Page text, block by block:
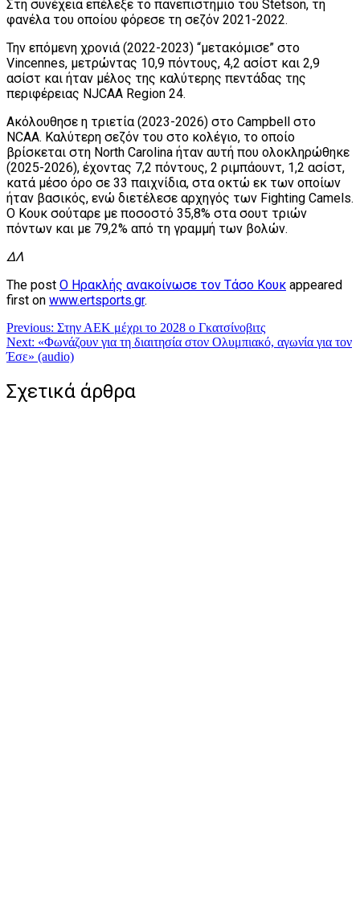
Στη συνέχεια επέλεξε το πανεπιστήμιο του Stetson, τη
φανέλα του οποίου φόρεσε τη σεζόν 2021-2022.
Την επόμενη χρονιά (2022-2023) “μετακόμισε” στο
Vincennes, μετρώντας 10,9 πόντους, 4,2 ασίστ και 2,9
ασίστ και ήταν μέλος της καλύτερης πεντάδας της
περιφέρειας NJCAA Region 24.
Ακόλουθησε η τριετία (2023-2026) στο Campbell στο
NCAA. Καλύτερη σεζόν του στο κολέγιο, το οποίο
βρίσκεται στη North Carolina ήταν αυτή που ολοκληρώθηκε
(2025-2026), έχοντας 7,2 πόντους, 2 ριμπάουντ, 1,2 ασίστ,
κατά μέσο όρο σε 33 παιχνίδια, στα οκτώ εκ των οποίων
ήταν βασικός, ενώ διετέλεσε αρχηγός των Fighting Camels.
Ο Κουκ σούταρε με ποσοστό 35,8% στα σουτ τριών
πόντων και με 79,2% από τη γραμμή των βολών.
ΔΛ
The post Ο Ηρακλής ανακοίνωσε τον Τάσο Κουκ appeared
first on www.ertsports.gr.
Πλοήγηση
άρθρων
Previous: Στην ΑΕΚ μέχρι το 2028 ο Γκατσίνοβιτς
Next: «Φωνάζουν για τη διαιτησία στον Ολυμπιακό, αγωνία για τον
Έσε» (audio)
Σχετικά άρθρα